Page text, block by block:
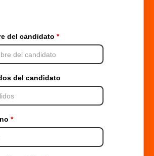
del candidato
del candidato